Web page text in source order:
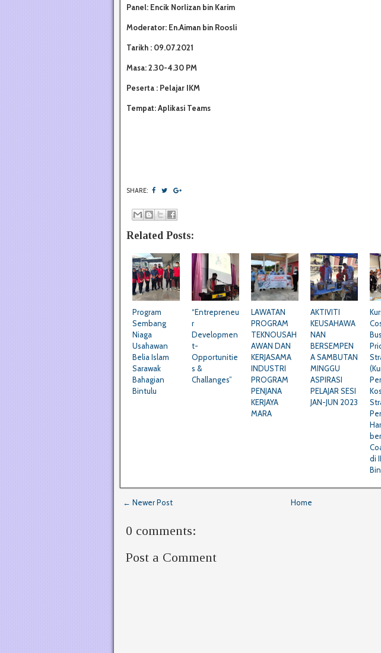
Panel: Encik Norlizan bin Karim
Moderator: En.Aiman bin Roosli
Tarikh : 09.07.2021
Masa: 2.30-4.30 PM
Peserta : Pelajar IKM
Tempat: Aplikasi Teams
SHARE:
Related Posts:
Program
Sembang
Niaga
Usahawan
Belia Islam
Sarawak
Bahagian
Bintulu
“Entrepreneu
r
Developmen
t-
Opportunitie
s &
Challanges”
LAWATAN
PROGRAM
TEKNOUSAH
AWAN DAN
KERJASAMA
INDUSTRI
PROGRAM
PENJANA
KERJAYA
MARA
AKTIVITI
KEUSAHAWA
NAN
BERSEMPEN
A SAMBUTAN
MINGGU
ASPIRASI
PELAJAR SESI
JAN-JUN 2023
di
← Newer Post Home
0 comments:
Post a Comment